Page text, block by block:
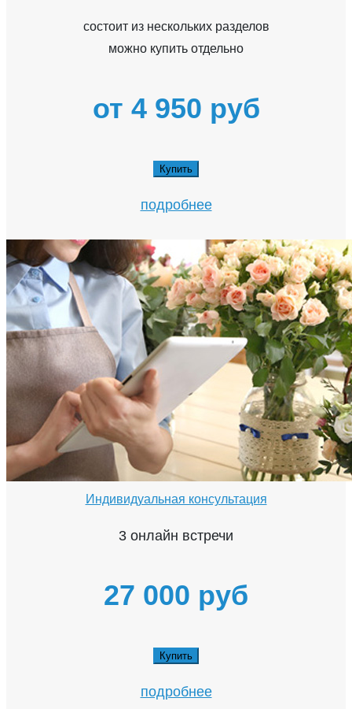
состоит из нескольких разделов
можно купить отдельно
от 4 950 руб
Купить
подробнее
Индивидуальная консультация
3 онлайн встречи
27 000 руб
Купить
подробнее